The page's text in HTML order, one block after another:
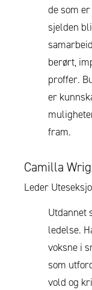
de som
sjelden
berørt,
proffer.
er
fram.
Camilla
Leder
Utdannet
ledelse.
voksne i
som
vold og